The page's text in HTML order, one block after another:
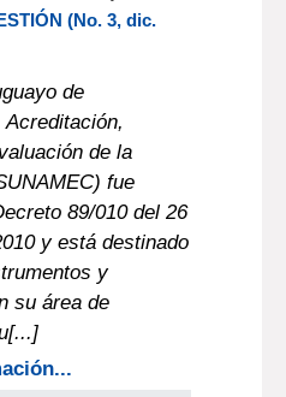
(No. 3, dic.
de
de la
fue
89/010 del 26
y está destinado
y
su área de